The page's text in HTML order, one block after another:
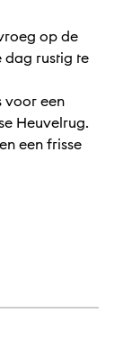
op de
dag rustig te
voor een
Heuvelrug.
een frisse